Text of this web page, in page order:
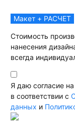
Макет + РАСЧЕТ
Стоимость
нанесения
всегда
Я даю согласие
в соответствии с
данных и